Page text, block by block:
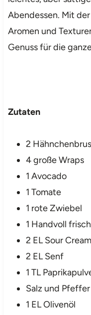
Abendessen. Mit
Aromen und
Genuss für die
Zutaten
2
4 große Wraps
1 Avocado
1 Tomate
1 rote Zwiebel
1 Handvoll
2 EL Sour Cream
2 EL Senf
1 TL
Salz und
1 EL Olivenöl